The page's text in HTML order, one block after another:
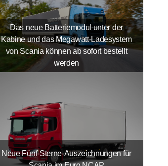
Das neue Batteriemodul unter der
Kabine und das Megawatt-Ladesystem
von Scania können ab sofort bestellt
werden
Neue Fünf-Sterne-Auszeichnungen für